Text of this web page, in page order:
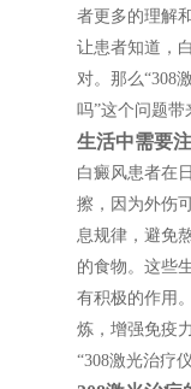
者更多的理解
让患者知道，
对。那么“308
吗”这个问题带
生活中需要
白癜风患者在
擦，因为外伤
息规律，避免
的食物。这些
有积极的作用
炼，增强免疫
“308激光治疗